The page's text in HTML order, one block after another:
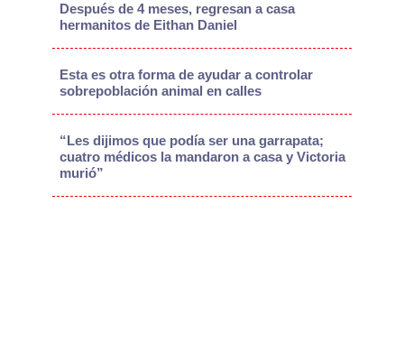
Después de 4 meses, regresan a casa
hermanitos de Eithan Daniel
Esta es otra forma de ayudar a controlar
sobrepoblación animal en calles
“Les dijimos que podía ser una garrapata;
cuatro médicos la mandaron a casa y Victoria
murió”